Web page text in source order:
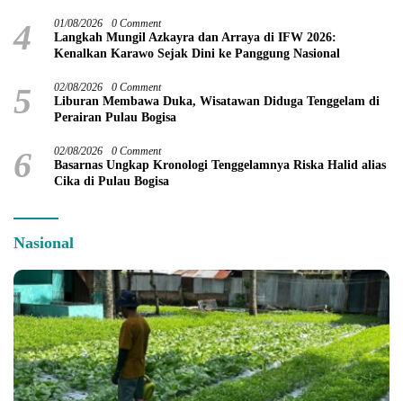
4 01/08/2026 0 Comment
Langkah Mungil Azkayra dan Arraya di IFW 2026:
Kenalkan Karawo Sejak Dini ke Panggung Nasional
5 02/08/2026 0 Comment
Liburan Membawa Duka, Wisatawan Diduga Tenggelam di
Perairan Pulau Bogisa
6 02/08/2026 0 Comment
Basarnas Ungkap Kronologi Tenggelamnya Riska Halid alias
Cika di Pulau Bogisa
Nasional